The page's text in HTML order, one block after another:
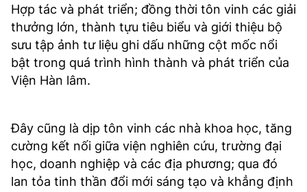
Hợp tác và phát triển; đồng thời tôn vinh các giải
thưởng lớn, thành tựu tiêu biểu và giới thiệu bộ
sưu tập ảnh tư liệu ghi dấu những cột mốc nổi
bật trong quá trình hình thành và phát triển của
Viện Hàn lâm.
Đây cũng là dịp tôn vinh các nhà khoa học, tăng
cường kết nối giữa viện nghiên cứu, trường đại
học, doanh nghiệp và các địa phương; qua đó
lan tỏa tinh thần đổi mới sáng tạo và khẳng định